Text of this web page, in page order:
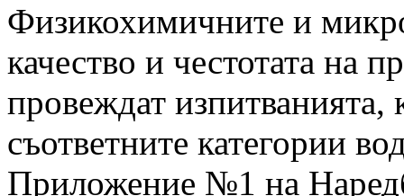
Физикохимичните и
качество и честотата на
провеждат изпитванията,
съответните категории
Приложение №1 на